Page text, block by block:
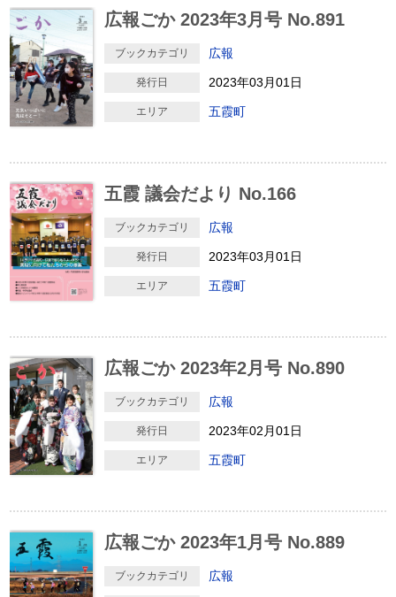
広報ごか 2023年3月号 No.891
ブックカテゴリ 広報
発行日 2023年03月01日
エリア 五霞町
五霞 議会だより No.166
ブックカテゴリ 広報
発行日 2023年03月01日
エリア 五霞町
広報ごか 2023年2月号 No.890
ブックカテゴリ 広報
発行日 2023年02月01日
エリア 五霞町
広報ごか 2023年1月号 No.889
ブックカテゴリ 広報